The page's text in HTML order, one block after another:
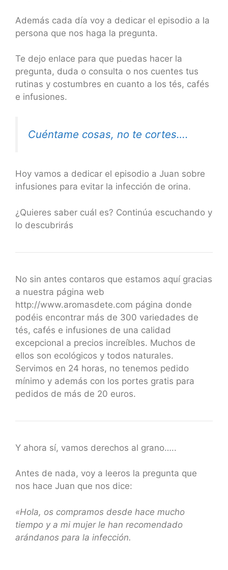
Además cada día voy a dedicar el episodio a la
persona que nos haga la pregunta.
Te dejo enlace para que puedas hacer la
pregunta, duda o consulta o nos cuentes tus
rutinas y costumbres en cuanto a los tés, cafés
e infusiones.
Cuéntame cosas, no te cortes….
Hoy vamos a dedicar el episodio a Juan sobre
infusiones para evitar la infección de orina.
¿Quieres saber cuál es? Continúa escuchando y
lo descubrirás
No sin antes contaros que estamos aquí gracias
a nuestra página web
http://www.aromasdete.com página donde
podéis encontrar más de 300 variedades de
tés, cafés e infusiones de una calidad
excepcional a precios increíbles. Muchos de
ellos son ecológicos y todos naturales.
Servimos en 24 horas, no tenemos pedido
mínimo y además con los portes gratis para
pedidos de más de 20 euros.
Y ahora sí, vamos derechos al grano…..
Antes de nada, voy a leeros la pregunta que
nos hace Juan que nos dice:
«Hola, os compramos desde hace mucho
tiempo y a mi mujer le han recomendado
arándanos para la infección.